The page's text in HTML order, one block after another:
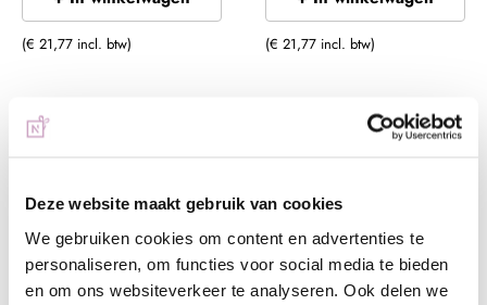
Deze website maakt gebruik van cookies
We gebruiken cookies om content en advertenties te
personaliseren, om functies voor social media te bieden
en om ons websiteverkeer te analyseren. Ook delen we
(€ 21,77 incl. btw) (€ 21,77 incl. btw)